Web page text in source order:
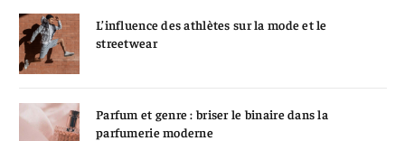
L’influence des athlètes sur la mode et le
streetwear
Parfum et genre : briser le binaire dans la
parfumerie moderne